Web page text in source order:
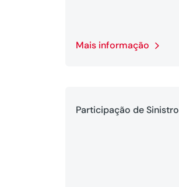
Mais informação
Participação de Sinistro